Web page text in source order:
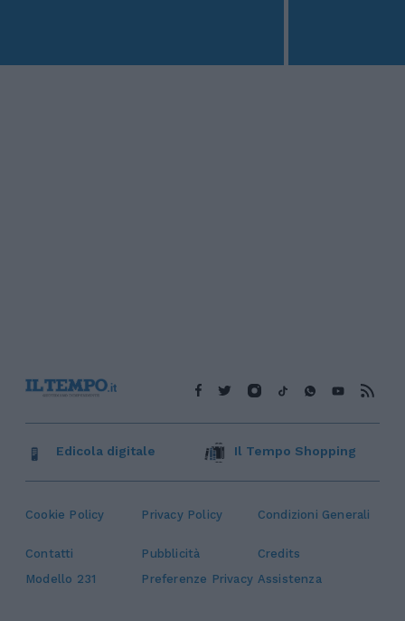
Cookie Policy Privacy Policy Condizioni Generali
Contatti Pubblicità
Credits
Modello 231
Preferenze Privacy Assistenza
Edicola digitale Il Tempo Shopping